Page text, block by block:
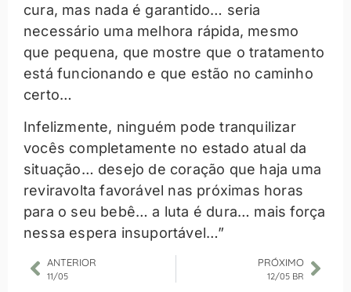
cura, mas nada é garantido… seria
necessário uma melhora rápida, mesmo
que pequena, que mostre que o tratamento
está funcionando e que estão no caminho
certo…
Infelizmente, ninguém pode tranquilizar
vocês completamente no estado atual da
situação… desejo de coração que haja uma
reviravolta favorável nas próximas horas
para o seu bebê… a luta é dura… mais força
nessa espera insuportável…”
ANTERIOR
11/05
PRÓXIMO
12/05 BR